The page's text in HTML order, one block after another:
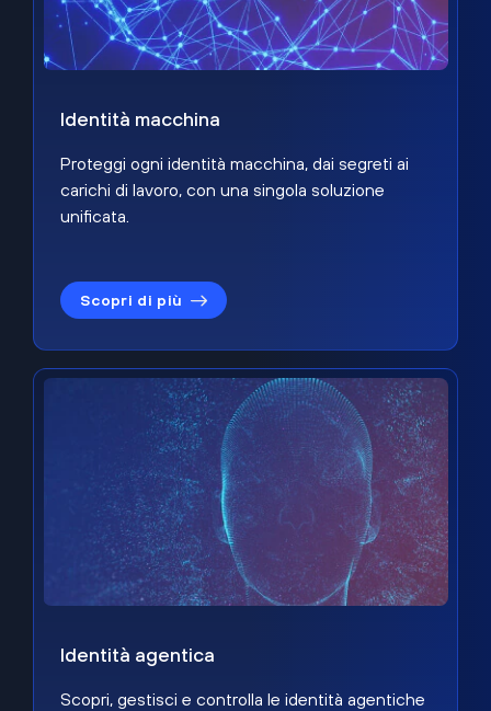
Identità macchina
Proteggi ogni identità macchina, dai segreti ai
carichi di lavoro, con una singola soluzione
unificata.
Scopri di più
Identità agentica
Scopri, gestisci e controlla le identità agentiche